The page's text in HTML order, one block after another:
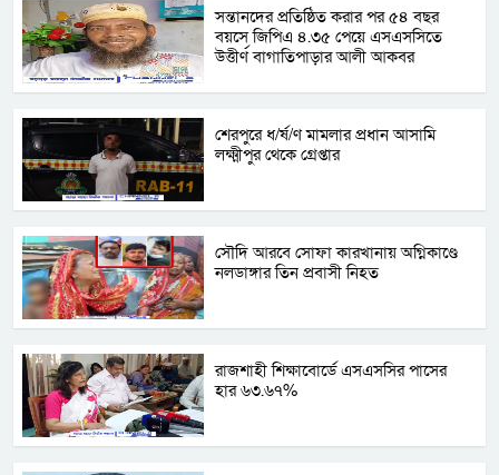
সন্তানদের প্রতিষ্ঠিত করার পর ৫৪ বছর
বয়সে জিপিএ ৪.৩৫ পেয়ে এসএসসিতে
উত্তীর্ণ বাগাতিপাড়ার আলী আকবর
শেরপুরে ধ/র্ষ/ণ মামলার প্রধান আসামি
লক্ষ্মীপুর থেকে গ্রেপ্তার
সৌদি আরবে সোফা কারখানায় অগ্নিকাণ্ডে
নলডাঙ্গার তিন প্রবাসী নিহত
রাজশাহী শিক্ষাবোর্ডে এসএসসির পাসের
হার ৬৩.৬৭%